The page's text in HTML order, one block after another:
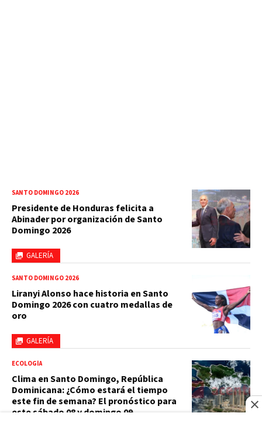
GALERÍA
SANTO DOMINGO 2026
Presidente de Honduras felicita a
Abinader por organización de Santo
Domingo 2026
GALERÍA
SANTO DOMINGO 2026
Liranyi Alonso hace historia en Santo
Domingo 2026 con cuatro medallas de
oro
ECOLOGÍA
Clima en Santo Domingo, República
Dominicana: ¿Cómo estará el tiempo
este fin de semana? El pronóstico para
este sábado 08 y domingo 09